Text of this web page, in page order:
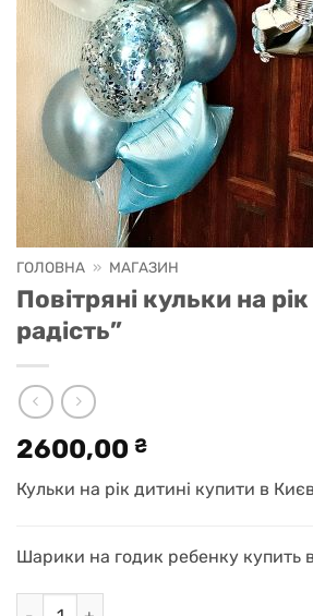
ГОЛОВНА » МАГАЗИН
Повітряні кульки на
радість”
2600,00 ₴
Кульки на рік дитині купити в
Шарики на годик ребенку купить
Повітряні кульки на рік "Зайчикова